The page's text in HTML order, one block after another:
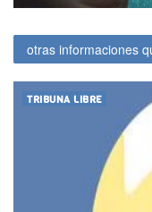
otras informaciones
TRIBUNA LIBRE